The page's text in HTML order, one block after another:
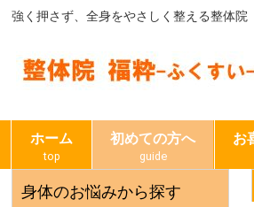
強く押さず、全身をやさしく整える整体院
ホーム
top
初めての方へ
guide
お
身体のお悩みから探す